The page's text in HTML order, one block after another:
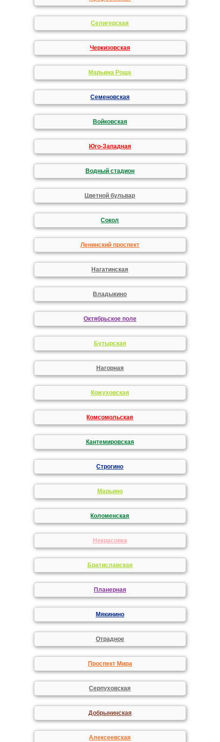
Селигерская
Черкизовская
Марьина Роща
Семеновская
Войковская
Юго-Западная
Водный стадион
Цветной бульвар
Сокол
Ленинский проспект
Нагатинская
Владыкино
Октябрьское поле
Бутырская
Нагорная
Кожуховская
Комсомольская
Кантемировская
Строгино
Марьино
Коломенская
Некрасовка
Братиславская
Планерная
Мякинино
Отрадное
Проспект Мира
Серпуховская
Добрынинская
Алексеевская